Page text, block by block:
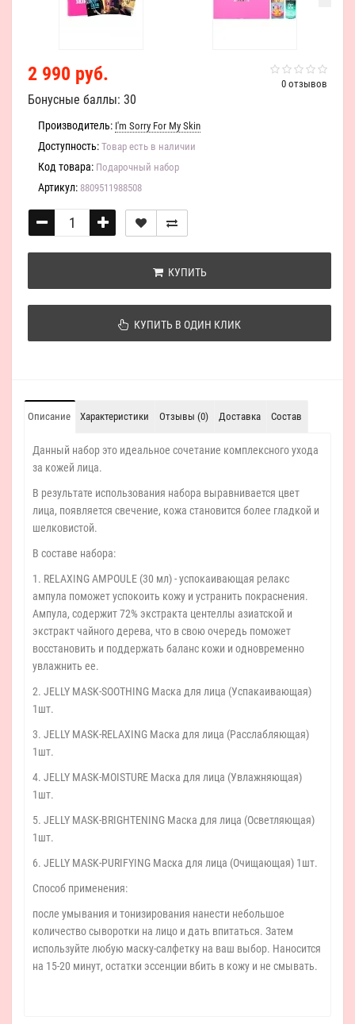
0 отзывов
2 990 руб.
Бонусные баллы: 30
Производитель: I'm Sorry For My Skin
Доступность: Товар есть в наличии
Код товара: Подарочный набор
Артикул: 8809511988508
КУПИТЬ
КУПИТЬ В ОДИН КЛИК
Описание Характеристики Отзывы (0) Доставка Состав
Данный набор это идеальное сочетание комплексного ухода
за кожей лица.
В результате использования набора выравнивается цвет
лица, появляется свечение, кожа становится более гладкой и
шелковистой.
В составе набора:
1. RELAXING AMPOULE (30 мл) - успокаивающая релакс
ампула поможет успокоить кожу и устранить покраснения.
Ампула, содержит 72% экстракта центеллы азиатской и
экстракт чайного дерева, что в свою очередь поможет
восстановить и поддержать баланс кожи и одновременно
увлажнить ее.
2. JELLY MASK-SOOTHING Маска для лица (Успакаивающая)
1шт.
3. JELLY MASK-RELAXING Маска для лица (Расслабляющая)
1шт.
4. JELLY MASK-MOISTURE Маска для лица (Увлажняющая)
1шт.
5. JELLY MASK-BRIGHTENING Маска для лица (Осветляющая)
1шт.
6. JELLY MASK-PURIFYING Маска для лица (Очищающая) 1шт.
Способ применения:
после умывания и тонизирования нанести небольшое
количество сыворотки на лицо и дать впитаться. Затем
используйте любую маску-салфетку на ваш выбор. Наносится
на 15-20 минут, остатки эссенции вбить в кожу и не смывать.